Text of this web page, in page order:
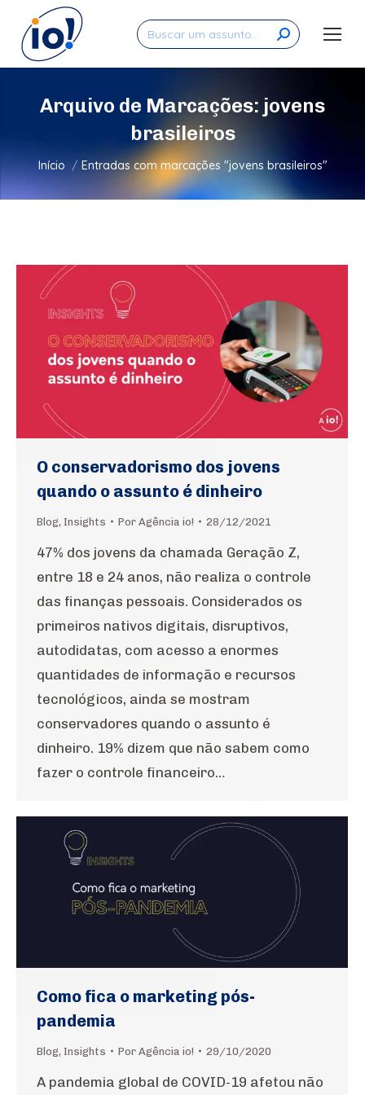
Search:
Arquivo de Marcações: jovens
brasileiros
Você está aqui:
Início Entradas com marcações "jovens brasileiros"
O conservadorismo dos jovens
quando o assunto é dinheiro
Blog, Insights Por Agência io! 28/12/2021
47% dos jovens da chamada Geração Z,
entre 18 e 24 anos, não realiza o controle
das finanças pessoais. Considerados os
primeiros nativos digitais, disruptivos,
autodidatas, com acesso a enormes
quantidades de informação e recursos
tecnológicos, ainda se mostram
conservadores quando o assunto é
dinheiro. 19% dizem que não sabem como
fazer o controle financeiro…
Como fica o marketing pós-
pandemia
Blog, Insights Por Agência io! 29/10/2020
A pandemia global de COVID-19 afetou não